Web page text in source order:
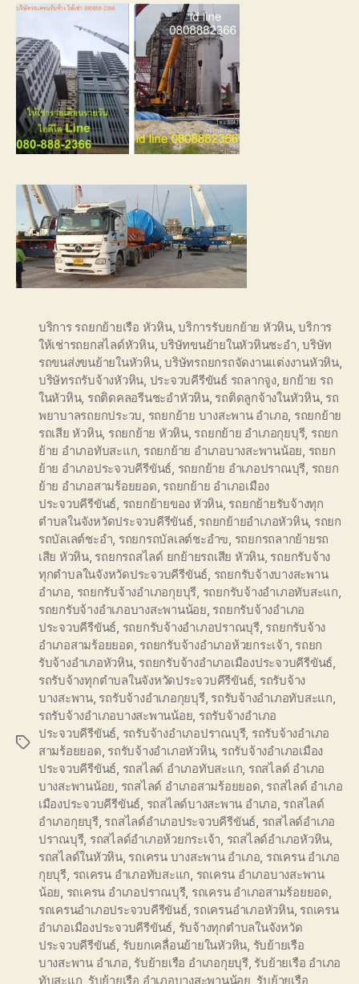
Tags
บริการ รถยกย้ายเรือ หัวหิน,บริการรับยกย้าย หัวหิน,บริการ
ให้เช่ารถยกสไลด์หัวหิน,บริษัทขนย้ายในหัวหินชะอำ ,บริษัท
รถขนส่งขนย้ายในหัวหิน,บริษัทรถยกรถจัดงานแต่งงานหัวหิน,
บริษัทรถรับจ้างหัวหิน ประจวบคีรีขันธ์ รถลากจูง, ยกย้าย รถ
ในหัวหิน, รถติดคลอรีนชะอำหัวหิน, รถติดลูกจ้างในหัวหิน, รถ
พยาบาลรถยกประวบ รถยกย้าย บางสะพาน อำเภอ รถยกย้าย
รถเสีย หัวหิน, รถยกย้าย หัวหิน, รถยกย้าย อำเภอกุยบุรี, รถยก
ย้าย อำเภอทับสะแก รถยกย้าย อำเภอบางสะพานน้อย รถยก
ย้าย อำเภอประจวบคีรีขันธ์ รถยกย้าย อำเภอปราณบุรี รถยก
ย้าย อำเภอสามร้อยยอด รถยกย้าย อำเภอเมือง
ประจวบคีรีขันธ์ รถยกย้ายของ หัวหิน, รถยกย้ายรับจ้างทุก
ตำบลในจังหวัดประจวบคีรีขันธ์, รถยกย้ายอำเภอหัวหิน, รถยก
รถบัลเลต์ชะอำ รถยกรถบัลเลต์ชะอำฃ รถยกรถลากย้ายรถ
เสีย หัวหิน, รถยกรถสไลด์ ยกย้ายรถเสีย หัวหิน, รถยกรับจ้าง
ทุกตำบลในจังหวัดประจวบคีรีขันธ์ รถยกรับจ้างบางสะพาน
อำเภอ รถยกรับจ้างอำเภอกุยบุรี รถยกรับจ้างอำเภอทับสะแก
รถยกรับจ้างอำเภอบางสะพานน้อย รถยกรับจ้างอำเภอ
ประจวบคีรีขันธ์ รถยกรับจ้างอำเภอปราณบุรี, รถยกรับจ้าง
อำเภอสามร้อยยอด รถยกรับจ้างอำเภอห้วยกระเจ้า รถยก
รับจ้างอำเภอหัวหิน, รถยกรับจ้างอำเภอเมืองประจวบคีรีขันธ์
รถรับจ้างทุกตำบลในจังหวัดประจวบคีรีขันธ์, รถรับจ้าง
บางสะพาน, รถรับจ้างอำเภอกุยบุรี, รถรับจ้างอำเภอทับสะแก
รถรับจ้างอำเภอบางสะพานน้อย รถรับจ้างอำเภอ
ประจวบคีรีขันธ์ รถรับจ้างอำเภอปราณบุรี, รถรับจ้างอำเภอ
สามร้อยยอด รถรับจ้างอำเภอหัวหิน, รถรับจ้างอำเภอเมือง
ประจวบคีรีขันธ์ รถสไลด์ อำเภอทับสะแก รถสไลด์ อำเภอ
บางสะพานน้อย รถสไลด์ อำเภอสามร้อยยอด รถสไลด์ อำเภอ
เมืองประจวบคีรีขันธ์ รถสไลด์บางสะพาน อำเภอ รถสไลด์
อำเภอกุยบุรี, รถสไลด์อำเภอประจวบคีรีขันธ์ รถสไลด์อำเภอ
ปราณบุรี, รถสไลด์อำเภอห้วยกระเจ้า รถสไลด์อำเภอหัวหิน
รถสไลด์ในหัวหิน, รถเครน บางสะพาน อำเภอ รถเครน อำเภอ
กุยบุรี รถเครน อำเภอทับสะแก รถเครน อำเภอบางสะพาน
น้อย รถเครน อำเภอปราณบุรี, รถเครน อำเภอสามร้อยยอด
รถเครนอำเภอประจวบคีรีขันธ์, รถเครนอำเภอหัวหิน, รถเครน
อำเภอเมืองประจวบคีรีขันธ์ รับจ้างทุกตำบลในจังหวัด
ประจวบคีรีขันธ์ รับยกเคลื่อนย้ายในหัวหิน รับย้ายเรือ
บางสะพาน อำเภอ รับย้ายเรือ อำเภอกุยบุรี, รับย้ายเรือ อำเภอ
ทับสะแก รับย้ายเรือ อำเภอบางสะพานน้อย รับย้ายเรือ